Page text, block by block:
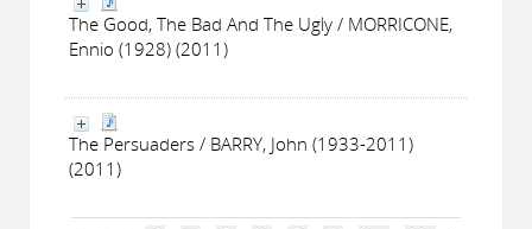
The Good, The Bad And The Ugly / MORRICONE,
Ennio (1928) (2011)
The Persuaders / BARRY, John (1933-2011)
(2011)